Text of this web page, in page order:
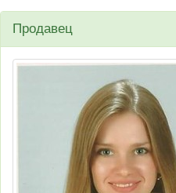
Продавец